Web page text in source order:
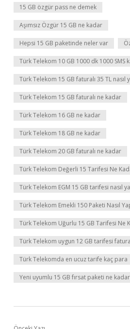
15 GB özgür pass ne demek
Aşımsız Özgür 15 GB ne kadar
Hepsi 15 GB paketinde neler var
Türk Telekom 10 GB 1000 dk 1000 SMS
Türk Telekom 15 GB faturalı 35 TL nasıl
Türk Telekom 15 GB faturalı ne kadar
Türk Telekom 16 GB ne kadar
Türk Telekom 18 GB ne kadar
Türk Telekom 20 GB faturalı ne kadar
Türk Telekom Değerli 15 Tarifesi Ne
Türk Telekom EGM 15 GB tarifesi nasıl
Türk Telekom Emekli 150 Paketi Nasıl
Türk Telekom Uğurlu 15 GB Tarifesi Ne
Türk Telekom uygun 12 GB tarifesi
Türk Telekomda en ucuz tarife kaç para
Yeni uyumlu 15 GB fırsat paketi ne kadar